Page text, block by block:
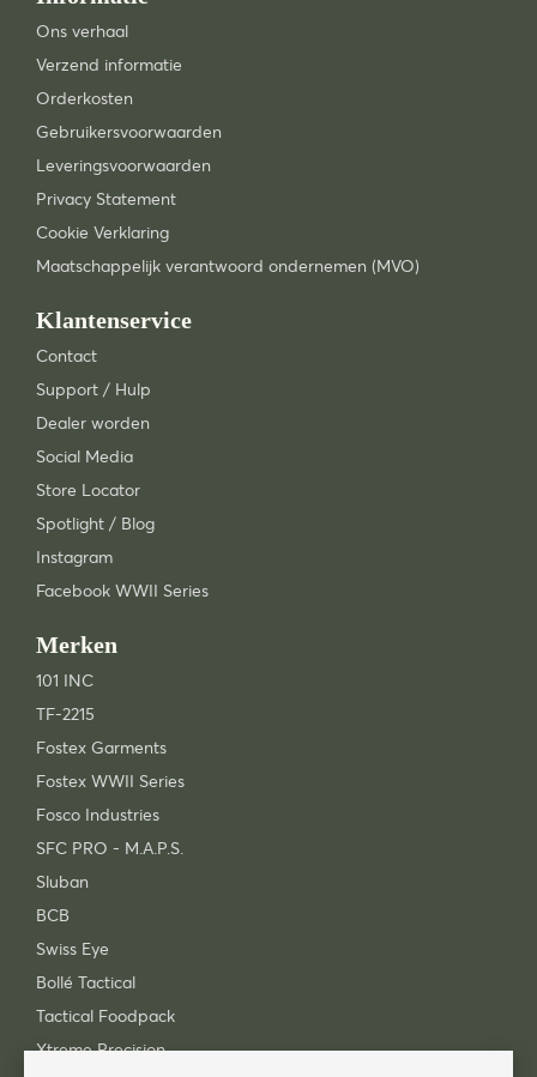
Ons verhaal
Verzend informatie
Orderkosten
Gebruikersvoorwaarden
Leveringsvoorwaarden
Privacy Statement
Cookie Verklaring
Maatschappelijk verantwoord ondernemen (MVO)
Klantenservice
Contact
Support / Hulp
Dealer worden
Social Media
Store Locator
Spotlight / Blog
Instagram
Facebook WWII Series
Merken
101 INC
TF-2215
Fostex Garments
Fostex WWII Series
Fosco Industries
SFC PRO - M.A.P.S.
Sluban
BCB
Swiss Eye
Bollé Tactical
Tactical Foodpack
Xtreme Precision